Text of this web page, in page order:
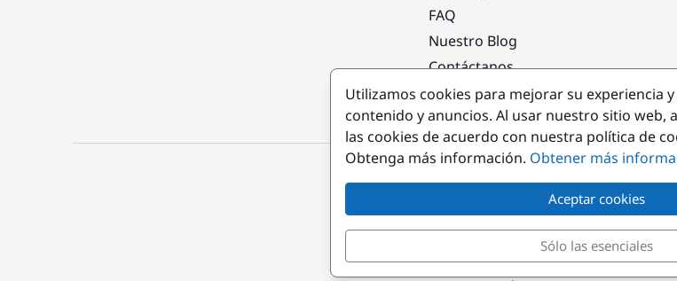
FAQ
Nuestro Blog
Contáctanos
Destinos populares
Utilizamos cookies para mejorar su experiencia
contenido y anuncios. Al usar nuestro sitio web,
las cookies de acuerdo con nuestra política de
Obtenga más información. Obtener más
Aceptar cookies
Sólo las esenciales